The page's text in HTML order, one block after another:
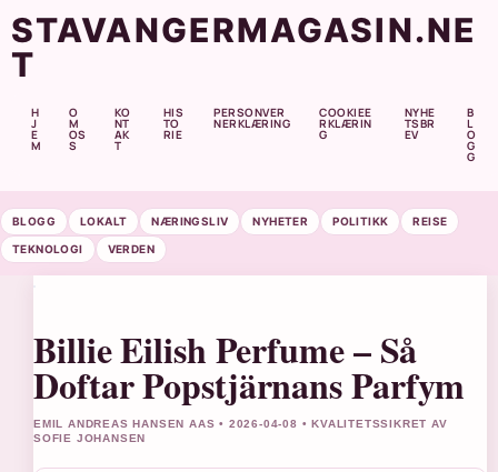
STAVANGERMAGASIN.NE
T
H
J
E
M
O
M
OS
S
KO
NT
AK
T
HIS
TO
RIE
PERSONVER
NERKLÆRING
COOKIEE
RKLÆRIN
G
NYHE
TSBR
EV
B
L
O
G
G
BLOGG LOKALT NÆRINGSLIV NYHETER POLITIKK REISE
TEKNOLOGI VERDEN
Billie Eilish Perfume – Så
Doftar Popstjärnans Parfym
EMIL ANDREAS HANSEN AAS • 2026-04-08 • KVALITETSSIKRET AV
SOFIE JOHANSEN